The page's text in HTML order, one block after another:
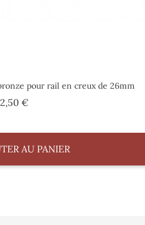
pour rail en creux de 26mm
€Prix
AU PANIER